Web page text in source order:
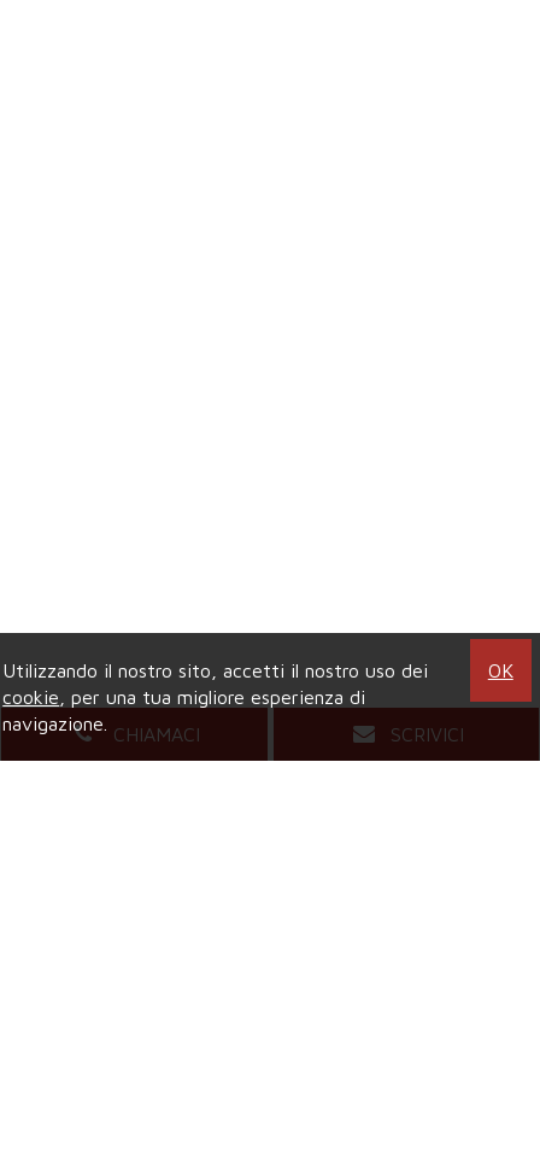
CHIAMACI SCRIVICI
Utilizzando il nostro sito, accetti il nostro uso dei
cookie , per una tua migliore esperienza di
navigazione.
OK